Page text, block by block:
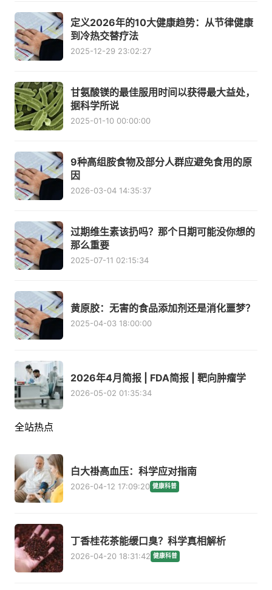
定义2026年的10大健康趋势：从节律健康
到冷热交替疗法
2025-12-29 23:02:27
甘氨酸镁的最佳服用时间以获得最大益处，
据科学所说
2025-01-10 00:00:00
9种高组胺食物及部分人群应避免食用的原
因
2026-03-04 14:35:37
过期维生素该扔吗？那个日期可能没你想的
那么重要
2025-07-11 02:15:34
黄原胶：无害的食品添加剂还是消化噩梦？
2025-04-03 18:00:00
2026年4月简报 | FDA简报 | 靶向肿瘤学
2026-05-02 01:35:34
全站热点
白大褂高血压：科学应对指南
2026-04-12 17:09:20 健康科普
丁香桂花茶能缓口臭？科学真相解析
2026-04-20 18:31:42 健康科普